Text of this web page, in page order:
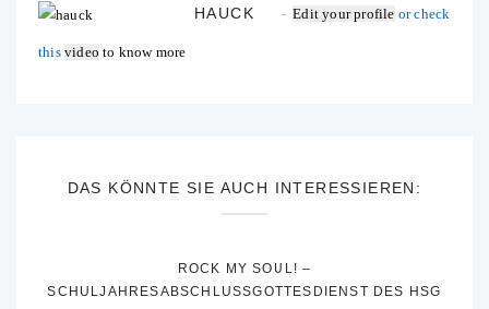
HAUCK Edit your profile or check
this video to know more
DAS KÖNNTE SIE AUCH INTERESSIEREN:
ROCK MY SOUL! –
SCHULJAHRESABSCHLUSSGOTTESDIENST DES HSG